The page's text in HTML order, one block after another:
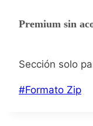
Premium sin
Sección solo
Etiquetas
#Formato Zip